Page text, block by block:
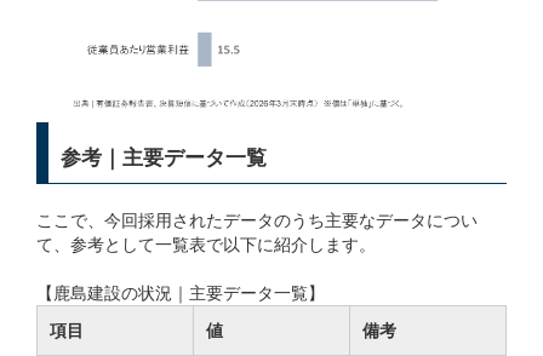
参考｜主要データ一覧
ここで、今回採用されたデータのうち主要なデータについ
て、参考として一覧表で以下に紹介します。
【鹿島建設の状況｜主要データ一覧】
項目
値 備考